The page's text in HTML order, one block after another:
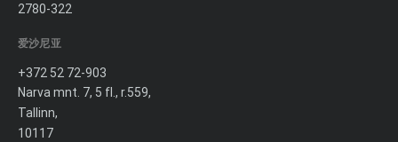
2780-322
爱沙尼亚
+372 52 72-903
Narva mnt. 7, 5 fl., r.559,
Tallinn,
10117